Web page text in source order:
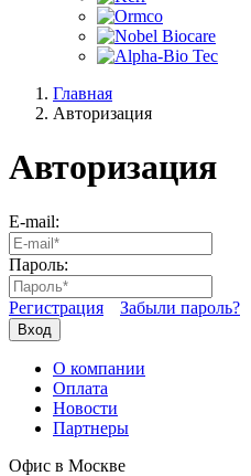
Главная
Авторизация
Авторизация
E-mail:
Пароль:
Регистрация Забыли пароль?
Вход
О компании
Оплата
Новости
Партнеры
Офис в Москве